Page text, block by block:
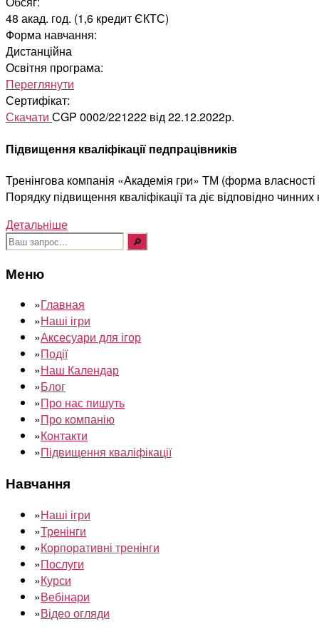
48 акад. год. (1,6 кредит ЄКТС)
Форма навчання:
Дистанційна
Освітня програма:
Переглянути
Сертифікат:
Скачати СGP 0002/221222 від 22.12.2022р.
Підвищення кваліфікації педпрацівників
Тренінгова компанія «Академія гри» ТМ (форма
Порядку підвищення кваліфікації та діє відповідно
Детальніше
Шукати:
Меню
»Главная
»Наші ігри
»Аксесуари для ігор
»Події
»Наш Календар
»Блог
»Про нас пишуть
»Про компанію
»Контакти
»Підвищення кваліфікації
Навчання
»Наші ігри
»Тренінги
»Корпоративні тренінги
»Послуги
»Курси
»Вебінари
»Відео огляди